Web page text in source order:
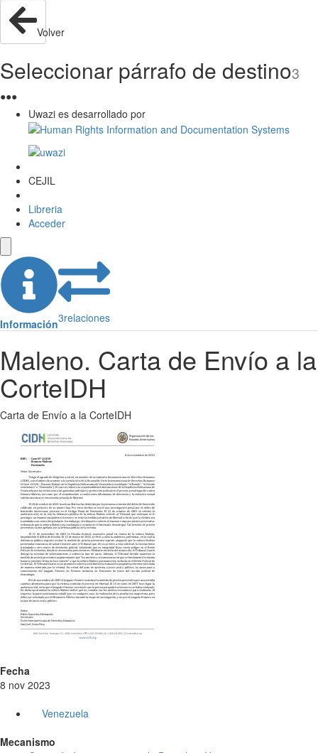
Volver
Seleccionar párrafo de destino3
●●●
Uwazi es desarrollado por
CEJIL
Libreria
Acceder
Información3relaciones
Maleno. Carta de Envío a la
CorteIDH
Carta de Envío a la CorteIDH
Fecha
8 nov 2023
Venezuela
Mecanismo